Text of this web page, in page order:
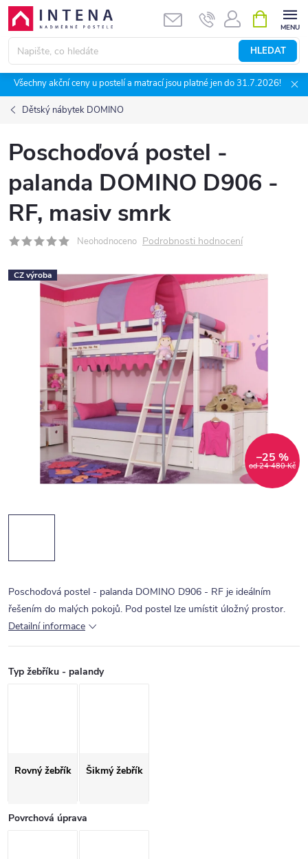
Přejít
obsah
HLEDAT
NÁKUPNÍ
KOŠÍK
Všechny akční ceny u postelí a matrací jsou platné jen do 31.7.2026!
Dětský nábytek DOMINO
Poschoďová postel -
palanda DOMINO D906 -
RF, masiv smrk
Neohodnoceno Podrobnosti hodnocení
CZ výroba
od 24 480 Kč
–25 %
Poschoďová postel - palanda DOMINO D906 - RF je ideálním
řešením do malých pokojů. Pod postel lze umístit úložný prostor.
Detailní informace
Typ žebříku - palandy
Rovný žebřík Šikmý žebřík
Povrchová úprava